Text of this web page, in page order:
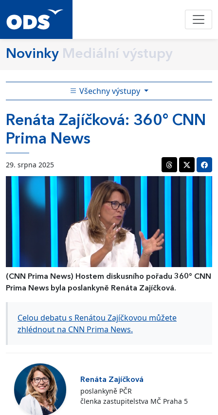
Novinky Mediální výstupy
Všechny výstupy
Renáta Zajíčková: 360° CNN
Prima News
29. srpna 2025
(CNN Prima News) Hostem diskusního pořadu 360° CNN
Prima News byla poslankyně Renáta Zajíčková.
Celou debatu s Renátou Zajíčkovou můžete
zhlédnout na CNN Prima News.
Renáta Zajíčková
poslankyně PČR
členka zastupitelstva MČ Praha 5